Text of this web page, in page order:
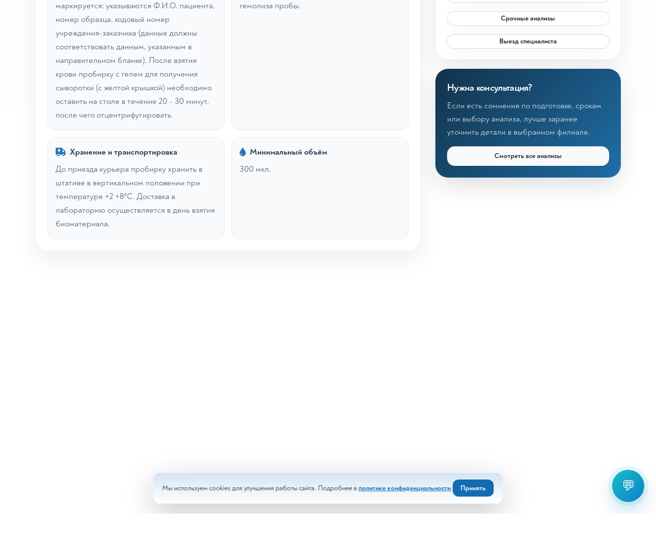
маркируется: указываются Ф.И.О. пациента,
номер образца, кодовый номер
учреждения-заказчика (данные должны
соответствовать данным, указанным в
направительном бланке). После взятия
крови пробирку с гелем для получения
сыворотки (с желтой крышкой) необходимо
оставить на столе в течение 20 - 30 минут,
после чего отцентрифугировать.
гемолиза пробы.
Хранение и транспортировка
До приезда курьера пробирку хранить в
штативе в вертикальном положении при
температуре +2 +8ºС. Доставка в
лабораторию осуществляется в день взятия
биоматериала.
Минимальный объём
300 мкл.
Срочные анализы
Выезд специалиста
Нужна консультация?
Если есть сомнения по подготовке, срокам
или выбору анализа, лучше заранее
уточнить детали в выбранном филиале.
Смотреть все анализы
Мы используем cookies для улучшения работы сайта. Подробнее в политике конфиденциальности. Принять 💬